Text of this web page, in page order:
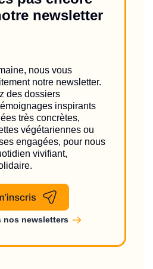
newsletter
nous vous
notre newsletter.
des dossiers
inspirants
très concrètes,
végétariennes ou
engagées, pour nous
vivifiant,
nos newsletters